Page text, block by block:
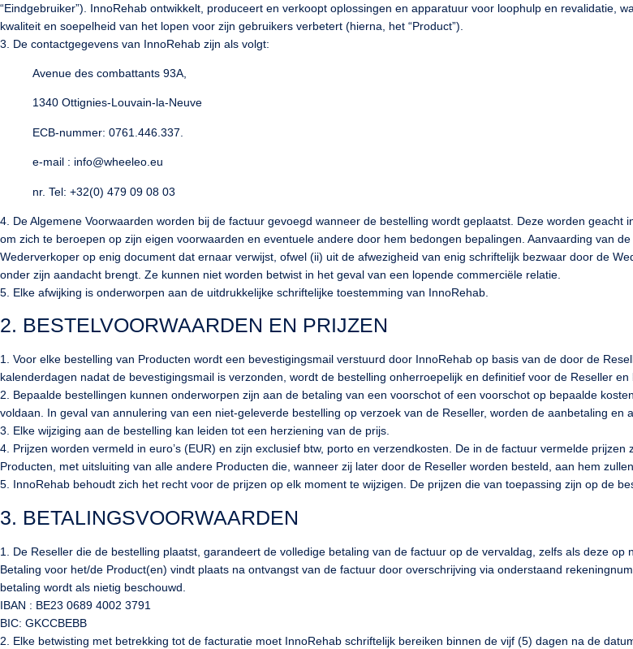
“Eindgebruiker”). InnoRehab ontwikkelt, produceert en verkoopt oplossingen en apparatuur voor loophulp en
kwaliteit en soepelheid van het lopen voor zijn gebruikers verbetert (hierna, het “Product”).
3. De contactgegevens van InnoRehab zijn als volgt:
Avenue des combattants 93A,
1340 Ottignies-Louvain-la-Neuve
ECB-nummer: 0761.446.337.
e-mail : info@wheeleo.eu
nr. Tel: +32(0) 479 09 08 03
4. De Algemene Voorwaarden worden bij de factuur gevoegd wanneer de bestelling wordt geplaatst. Deze worden
om zich te beroepen op zijn eigen voorwaarden en eventuele andere door hem bedongen bepalingen. Aanvaarding van
Wederverkoper op enig document dat ernaar verwijst, ofwel (ii) uit de afwezigheid van enig schriftelijk bezwaar door de
onder zijn aandacht brengt. Ze kunnen niet worden betwist in het geval van een lopende commerciële relatie.
5. Elke afwijking is onderworpen aan de uitdrukkelijke schriftelijke toestemming van InnoRehab.
2. BESTELVOORWAARDEN EN PRIJZEN
1. Voor elke bestelling van Producten wordt een bevestigingsmail verstuurd door InnoRehab op basis van de door de
kalenderdagen nadat de bevestigingsmail is verzonden, wordt de bestelling onherroepelijk en definitief voor de Reseller
2. Bepaalde bestellingen kunnen onderworpen zijn aan de betaling van een voorschot of een voorschot op bepaalde
voldaan. In geval van annulering van een niet-geleverde bestelling op verzoek van de Reseller, worden de aanbetaling
3. Elke wijziging aan de bestelling kan leiden tot een herziening van de prijs.
4. Prijzen worden vermeld in euro’s (EUR) en zijn exclusief btw, porto en verzendkosten. De in de factuur vermelde
Producten, met uitsluiting van alle andere Producten die, wanneer zij later door de Reseller worden besteld, aan hem
5. InnoRehab behoudt zich het recht voor de prijzen op elk moment te wijzigen. De prijzen die van toepassing zijn op de
3. BETALINGSVOORWAARDEN
1. De Reseller die de bestelling plaatst, garandeert de volledige betaling van de factuur op de vervaldag, zelfs als deze op
Betaling voor het/de Product(en) vindt plaats na ontvangst van de factuur door overschrijving via onderstaand
betaling wordt als nietig beschouwd.
IBAN : BE23 0689 4002 3791
BIC: GKCCBEBB
2. Elke betwisting met betrekking tot de facturatie moet InnoRehab schriftelijk bereiken binnen de vijf (5) dagen na de